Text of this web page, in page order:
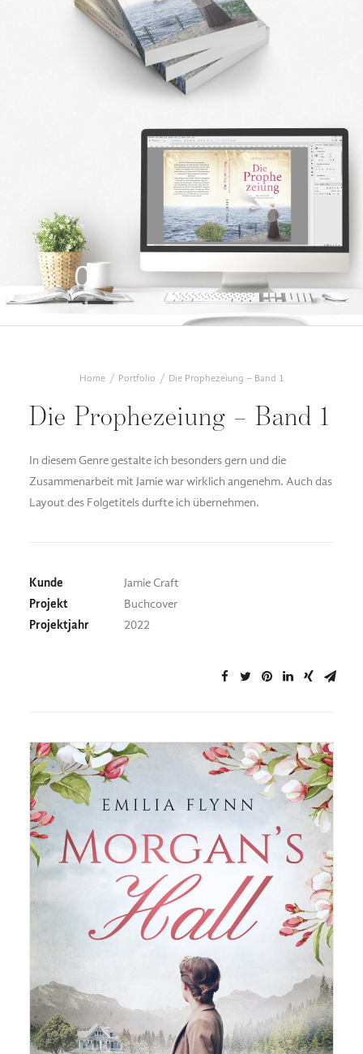
Home Portfolio Die Prophezeiung – Band 1
Die Prophezeiung – Band 1
In diesem Genre gestalte ich besonders gern und die
Zusammenarbeit mit Jamie war wirklich angenehm. Auch das
Layout des Folgetitels durfte ich übernehmen.
Kunde
Jamie Craft
Projekt
Buchcover
Projektjahr
2022